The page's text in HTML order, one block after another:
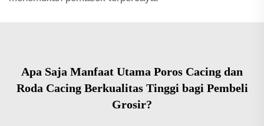
Apa Saja Manfaat Utama Poros Cacing dan
Roda Cacing Berkualitas Tinggi bagi Pembeli
Grosir?